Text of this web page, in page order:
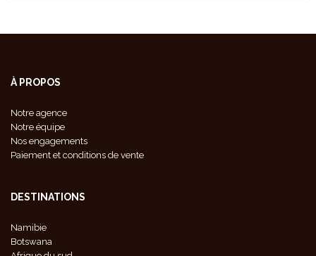
À PROPOS
Notre agence
Notre équipe
Nos engagements
Paiement et conditions de vente
DESTINATIONS
Namibie
Botswana